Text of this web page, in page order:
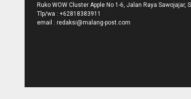
Ruko WOW Cluster Apple No 1-6, Jalan Raya Sawojajar,
Tlp/wa : +62818383911
email : redaksi@malang-post.com